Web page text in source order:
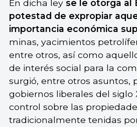
En dicha ley se le otorga al
potestad de expropiar
importancia económica
minas, yacimientos
entre otros, así como
de interés social para la
surgió, entre otros asuntos,
gobiernos liberales del siglo
control sobre las
tradicionalmente tenidas